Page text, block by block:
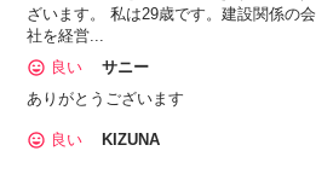
ざいます。 私は29歳です。建設関係の会
社を経営...
良い
サニー
ありがとうございます
良い KIZUNA